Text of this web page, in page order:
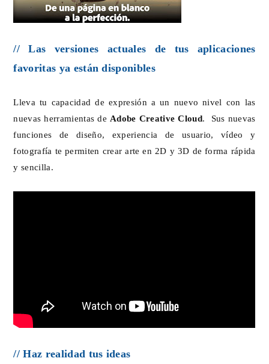
// Las versiones actuales de tus aplicaciones
favoritas ya están disponibles
Lleva tu capacidad de expresión a un nuevo nivel con las
nuevas herramientas de Adobe Creative Cloud . Sus nuevas
funciones de diseño, experiencia de usuario, vídeo y
fotografía te permiten crear arte en 2D y 3D de forma rápida
y sencilla.
// Haz realidad tus ideas